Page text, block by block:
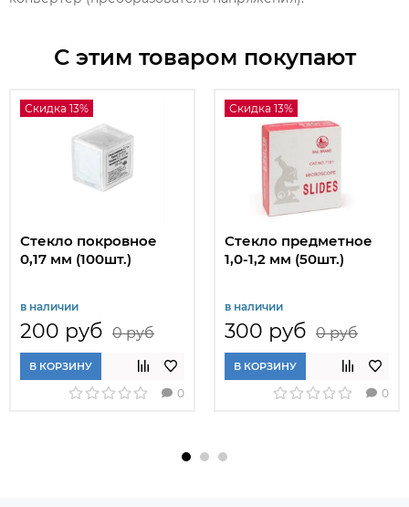
С этим товаром покупают
Скидка 13%
Стекло покровное
0,17 мм (100шт.)
в наличии
200 руб 0 руб
В КОРЗИНУ
0
Скидка 13%
Стекло предметное
1,0-1,2 мм (50шт.)
в наличии
300 руб 0 руб
В КОРЗИНУ
0